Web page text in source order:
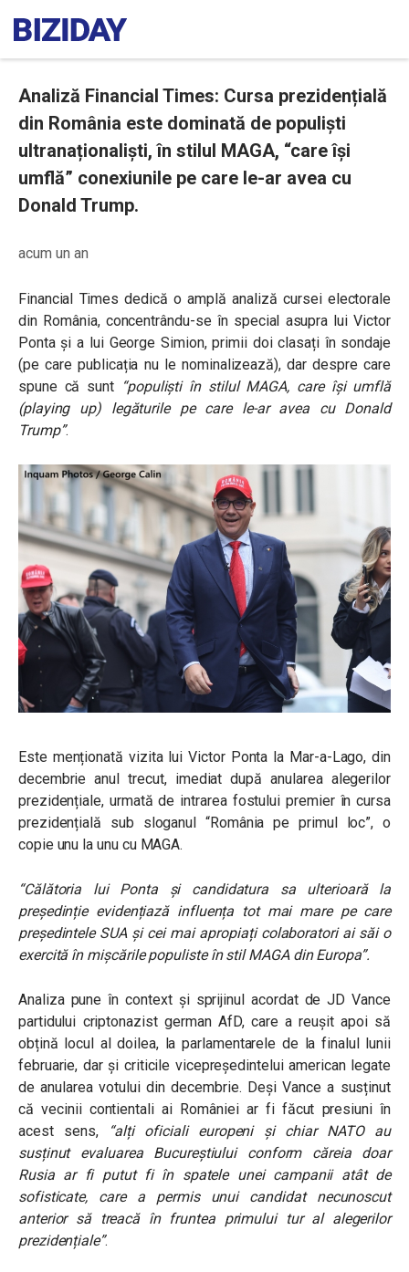
Analiză Financial Times: Cursa prezidențială
din România este dominată de populişti
ultranaționaliști, în stilul MAGA, “care își
umflă” conexiunile pe care le-ar avea cu
Donald Trump.
acum un an
Financial Times dedică o amplă analiză cursei electorale
din România, concentrându-se în special asupra lui Victor
Ponta și a lui George Simion, primii doi clasați în sondaje
(pe care publicația nu le nominalizează), dar despre care
spune că sunt “populişti în stilul MAGA, care își umflă
(playing up) legăturile pe care le-ar avea cu Donald
Trump”.
Este menționată vizita lui Victor Ponta la Mar-a-Lago, din
decembrie anul trecut, imediat după anularea alegerilor
prezidențiale, urmată de intrarea fostului premier în cursa
prezidențială sub sloganul “România pe primul loc”, o
copie unu la unu cu MAGA.
“Călătoria lui Ponta și candidatura sa ulterioară la
președinție evidențiază influența tot mai mare pe care
președintele SUA și cei mai apropiați colaboratori ai săi o
exercită în mișcările populiste în stil MAGA din Europa”.
Analiza pune în context și sprijinul acordat de JD Vance
partidului criptonazist german AfD, care a reușit apoi să
obțină locul al doilea, la parlamentarele de la finalul lunii
februarie, dar și criticile vicepreședintelui american legate
de anularea votului din decembrie. Deși Vance a susținut
că vecinii contientali ai României ar fi făcut presiuni în
acest sens,
“alți oficiali europeni și chiar NATO au
susținut evaluarea Bucureștiului conform căreia doar
Rusia ar fi putut fi în spatele unei campanii atât de
sofisticate, care a permis unui candidat necunoscut
anterior să treacă în fruntea primului tur al alegerilor
prezidențiale”.